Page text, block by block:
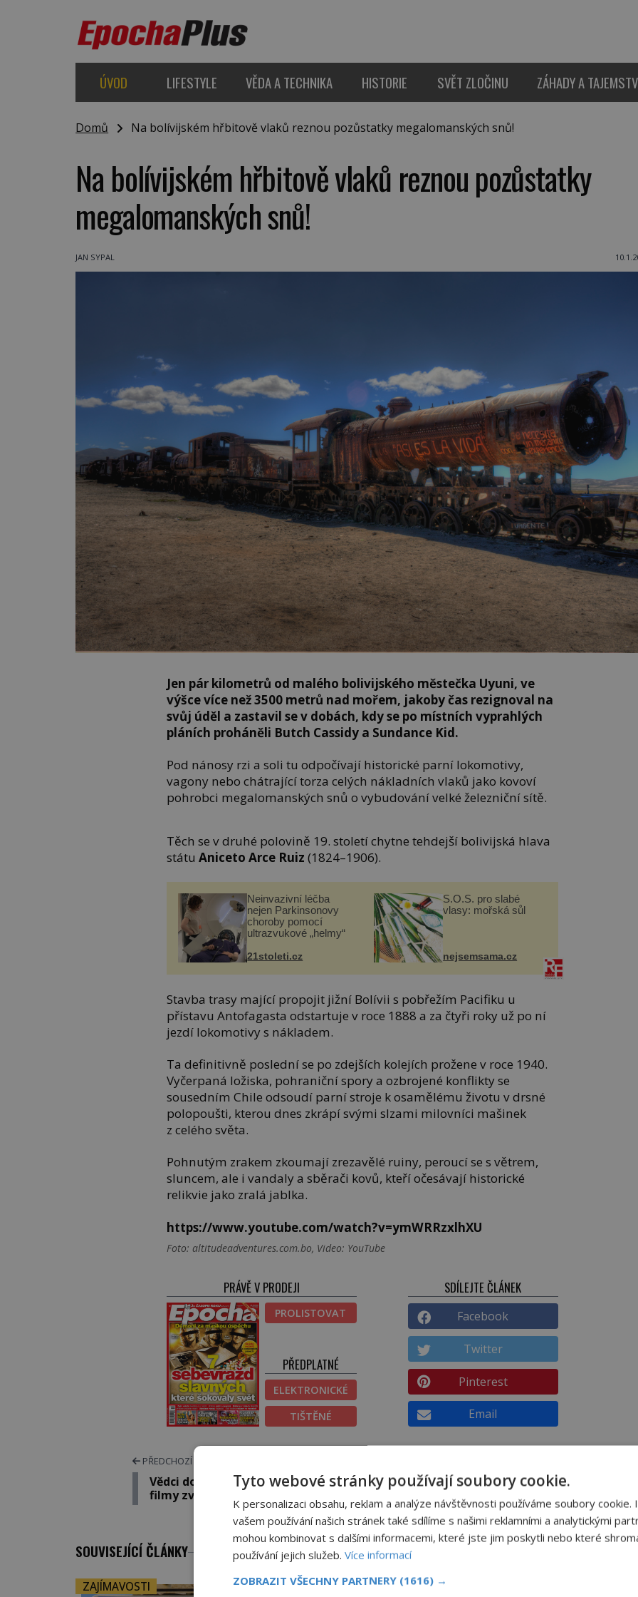
ÚVOD LIFESTYLE VĚDA A TECHNIKA HISTORIE SVĚT ZLOČINU ZÁHADY A
Domů Na bolívijském hřbitově vlaků reznou pozůstatky megalomanských snů!
Na bolívijském hřbitově vlaků reznou pozůstatky
megalomanských snů!
JAN SYPAL
Jen pár kilometrů od malého bolivijského městečka Uyuni, ve
výšce více než 3500 metrů nad mořem, jakoby čas rezignoval na
svůj úděl a zastavil se v dobách, kdy se po místních vyprahlých
pláních proháněli Butch Cassidy a Sundance Kid.
Pod nánosy rzi a soli tu odpočívají historické parní lokomotivy,
vagony nebo chátrající torza celých nákladních vlaků jako kovoví
pohrobci megalomanských snů o vybudování velké železniční sítě.
Těch se v druhé polovině 19. století chytne tehdejší bolivijská hlava
státuAniceto Arce Ruiz(1824–1906).
Neinvazivní léčba
nejen Parkinsonovy
choroby pomocí
ultrazvukové „helmy“
21stoleti.cz
S.O.S. pro slabé
vlasy: mořská sůl
nejsemsama.cz
Stavba trasy mající propojit jižní Bolívii s pobřežím Pacifiku u
přístavu Antofagasta odstartuje v roce 1888 a za čtyři roky už po ní
jezdí lokomotivy s nákladem.
Ta definitivně poslední se po zdejších kolejích prožene v roce 1940.
Vyčerpaná ložiska, pohraniční spory a ozbrojené konflikty se
sousedním Chile odsoudí parní stroje k osamělému životu v drsné
polopoušti, kterou dnes zkrápí svými slzami milovníci mašinek
z celého světa.
Pohnutým zrakem zkoumají zrezavělé ruiny, peroucí se s větrem,
sluncem, ale i vandaly a sběrači kovů, kteří očesávají historické
relikvie jako zralá jablka.
https://www.youtube.com/watch?v=ymWRRzxlhXU
Foto: altitudeadventures.com.bo, Video: YouTube
PRÁVĚ V PRODEJI
PROLISTOVAT
PŘEDPLATNÉ
ELEKTRONICKÉ
TIŠTĚNÉ
SDÍLEJTE ČLÁNEK
Facebook
Twitter
Pinterest
Email
PŘEDCHOZÍ ČLÁNEK
Vědci doplnili Hitlerovy soukromé
filmy zvukem!
VIDEO: Archeologové objevili
zobrazení mýtického aztéckého
vesmíru!
SOUVISEJÍCÍ ČLÁNKY
ZAJÍMAVOSTI
Tyto webové stránky používají soubory cookie.
K personalizaci obsahu, reklam a analýze návštěvnosti používáme soubory cookie.
vašem používání našich stránek také sdílíme s našimi reklamními a analytickými
mohou kombinovat s dalšími informacemi, které jste jim poskytli nebo které
používání jejich služeb. Více informací
ZOBRAZIT VŠECHNY PARTNERY (1616) →